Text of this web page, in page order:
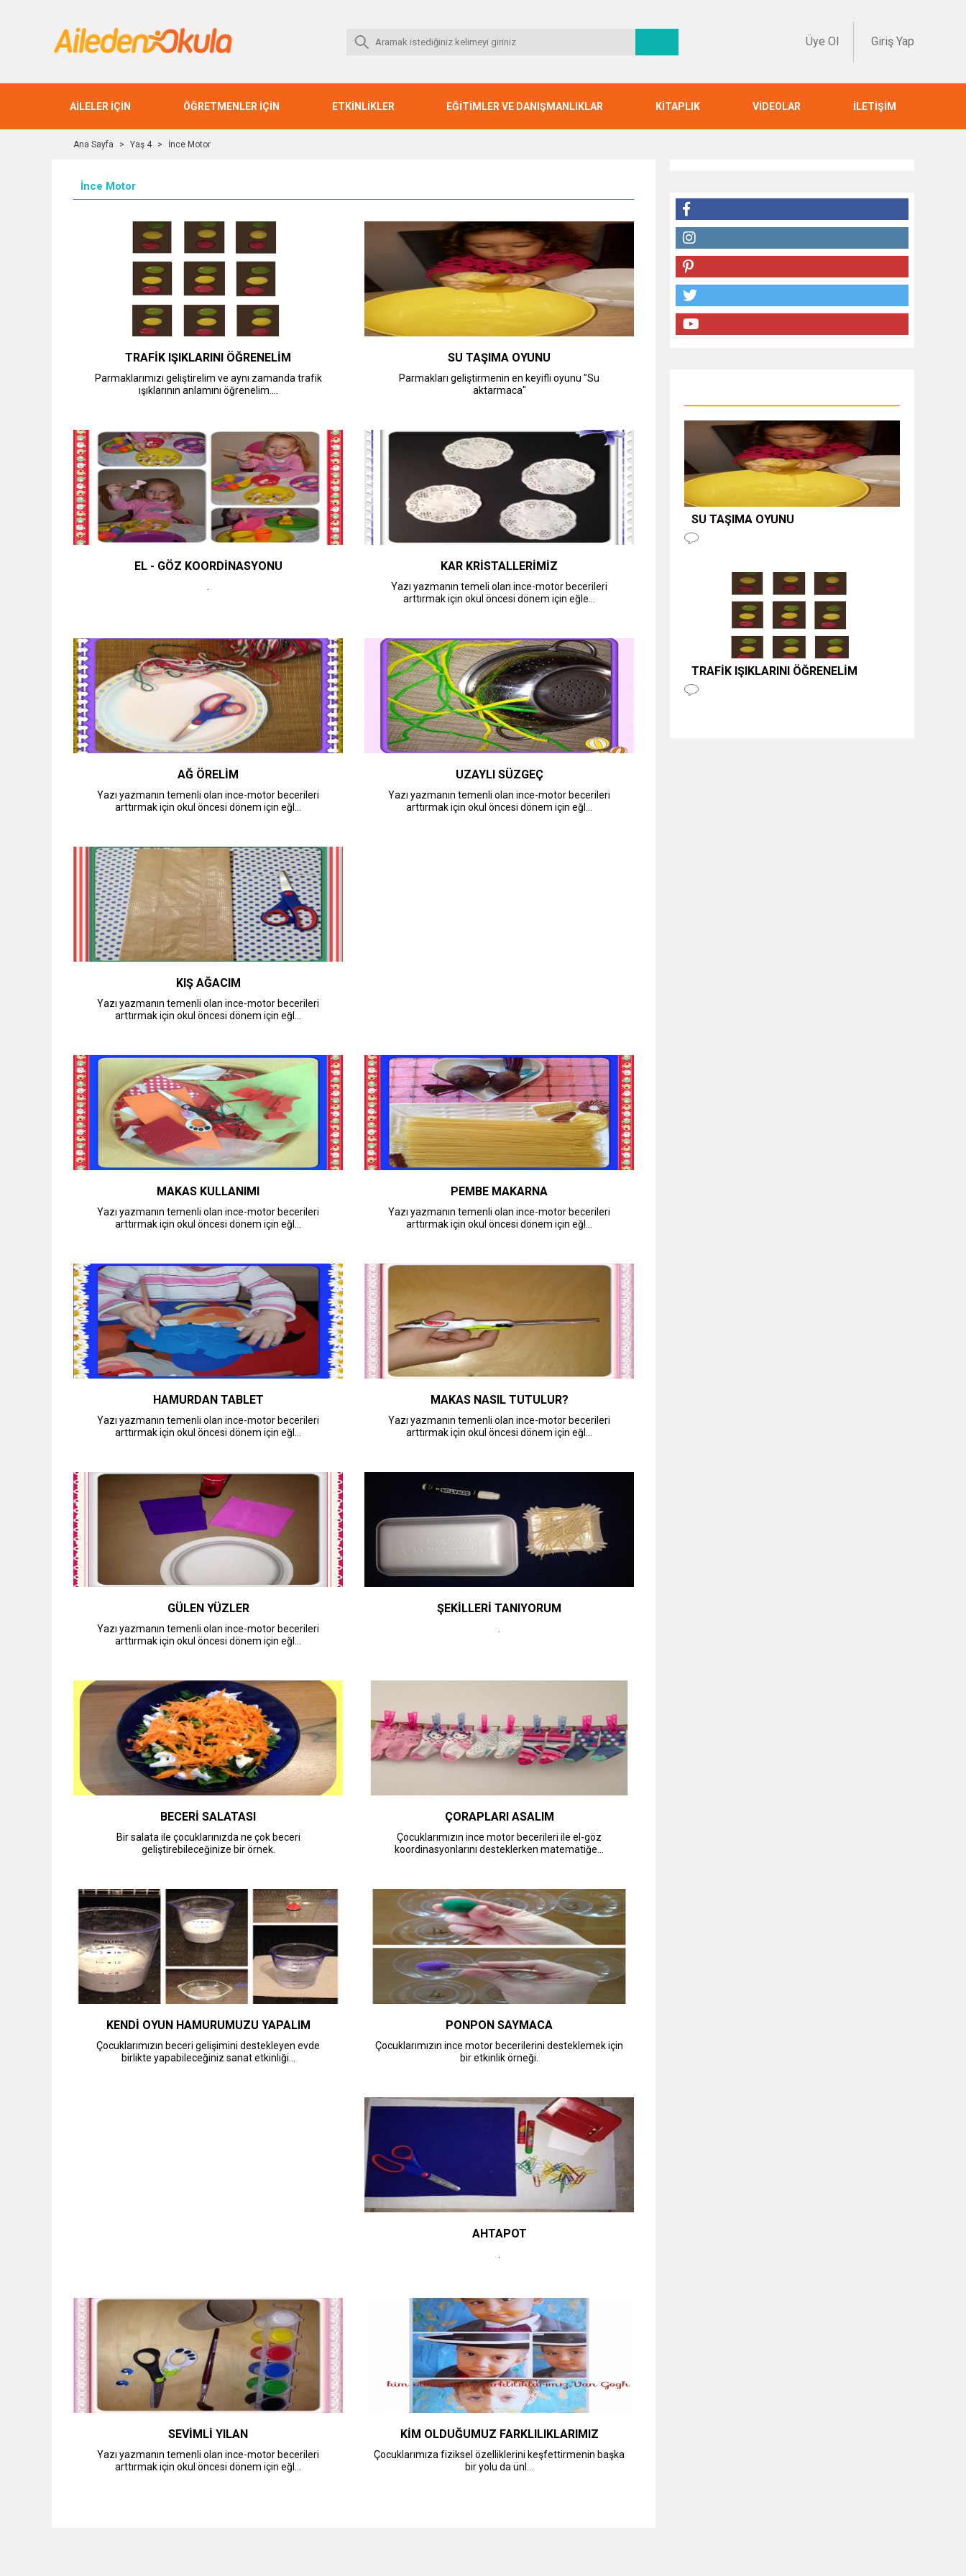
Üye Ol Giriş Yap
AİLELER İÇİN ÖĞRETMENLER İÇİN ETKİNLİKLER EĞİTİMLER VE DANIŞMANLIKLAR KİTAPLIK VİDEOLAR İLETİŞİM
Ana Sayfa > Yaş 4 > İnce Motor
İnce Motor
TRAFİK IŞIKLARINI ÖĞRENELİM
Parmaklarımızı geliştirelim ve aynı zamanda trafik
ışıklarının anlamını öğrenelim....
SU TAŞIMA OYUNU
Parmakları geliştirmenin en keyifli oyunu "Su
aktarmaca"
EL - GÖZ KOORDİNASYONU KAR KRİSTALLERİMİZ
Yazı yazmanın temeli olan ince-motor becerileri
arttırmak için okul öncesi dönem için eğle...
AĞ ÖRELİM
Yazı yazmanın temenli olan ince-motor becerileri
arttırmak için okul öncesi dönem için eğl...
UZAYLI SÜZGEÇ
Yazı yazmanın temenli olan ince-motor becerileri
arttırmak için okul öncesi dönem için eğl...
KIŞ AĞACIM
Yazı yazmanın temenli olan ince-motor becerileri
arttırmak için okul öncesi dönem için eğl...
MAKAS KULLANIMI
Yazı yazmanın temenli olan ince-motor becerileri
arttırmak için okul öncesi dönem için eğl...
PEMBE MAKARNA
Yazı yazmanın temenli olan ince-motor becerileri
arttırmak için okul öncesi dönem için eğl...
HAMURDAN TABLET
Yazı yazmanın temenli olan ince-motor becerileri
arttırmak için okul öncesi dönem için eğl...
MAKAS NASIL TUTULUR?
Yazı yazmanın temenli olan ince-motor becerileri
arttırmak için okul öncesi dönem için eğl...
GÜLEN YÜZLER
Yazı yazmanın temenli olan ince-motor becerileri
arttırmak için okul öncesi dönem için eğl...
ŞEKİLLERİ TANIYORUM
BECERİ SALATASI
Bir salata ile çocuklarınızda ne çok beceri
geliştirebileceğinize bir örnek.
ÇORAPLARI ASALIM
Çocuklarımızın ince motor becerileri ile el-göz
koordinasyonlarını desteklerken matematiğe...
KENDI OYUN HAMURUMUZU YAPALIM
Çocuklarımızın beceri gelişimini destekleyen evde
birlikte yapabileceğiniz sanat etkinliği...
PONPON SAYMACA
Çocuklarımızın ince motor becerilerini desteklemek için
bir etkinlik örneği.
AHTAPOT
SEVİMLİ YILAN
Yazı yazmanın temenli olan ince-motor becerileri
arttırmak için okul öncesi dönem için eğl...
KİM OLDUĞUMUZ FARKLILIKLARIMIZ
Çocuklarımıza fiziksel özelliklerini keşfettirmenin başka
bir yolu da ünl...
SU TAŞIMA OYUNU
TRAFİK IŞIKLARINI ÖĞRENELİM